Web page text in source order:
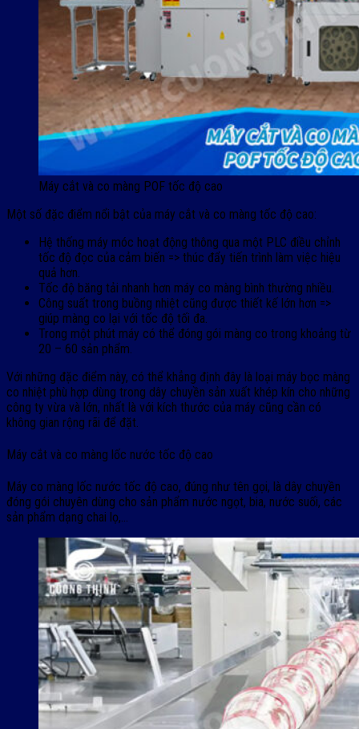
Máy cắt và co màng POF tốc độ cao
Một số đặc điểm nổi bật của máy cắt và co màng tốc độ cao:
Hệ thống máy móc hoạt động thông qua một PLC điều chỉnh
tốc độ đọc của cảm biến => thúc đẩy tiến trình làm việc hiệu
quả hơn.
Tốc độ băng tải nhanh hơn máy co màng bình thường nhiều.
Công suất trong buồng nhiệt cũng được thiết kế lớn hơn =>
giúp màng co lại với tốc độ tối đa.
Trong một phút máy có thể đóng gói màng co trong khoảng từ
20 – 60 sản phẩm.
Với những đặc điểm này, có thể khẳng định đây là loại máy bọc màng
co nhiệt phù hợp dùng trong dây chuyền sản xuất khép kín cho những
công ty vừa và lớn, nhất là với kích thước của máy cũng cần có
không gian rộng rãi để đặt.
Máy cắt và co màng lốc nước tốc độ cao
Máy co màng lốc nước tốc độ cao, đúng như tên gọi, là dây chuyền
đóng gói chuyên dùng cho sản phẩm nước ngọt, bia, nước suối, các
sản phẩm dạng chai lọ,…